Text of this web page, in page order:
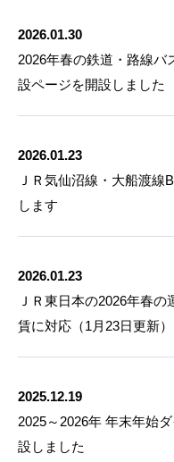
2026.01.30
2026年春の鉄道・路線バ
設ページを開設しました
2026.01.23
ＪＲ気仙沼線・大船渡
します
2026.01.23
ＪＲ東日本の2026年春
賃に対応（1月23日更新）
2025.12.19
2025～2026年 年末年始
設しました